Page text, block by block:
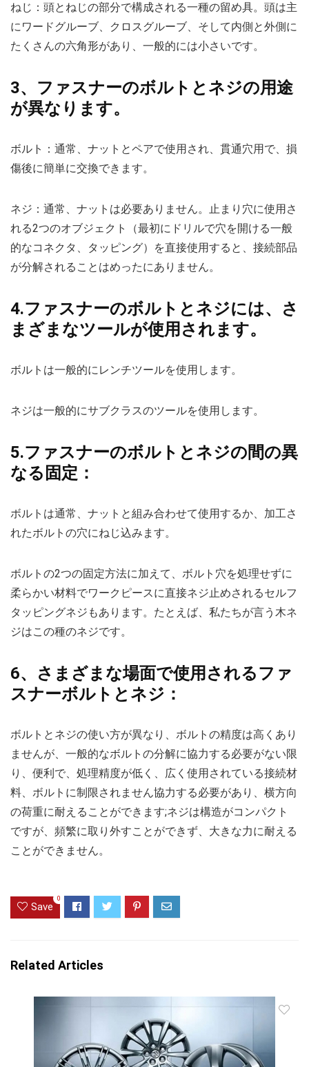
ねじ：頭とねじの部分で構成される一種の留め具。頭は主
にワードグルーブ、クロスグルーブ、そして内側と外側に
たくさんの六角形があり、一般的には小さいです。
3、ファスナーのボルトとネジの用途
が異なります。
ボルト：通常、ナットとペアで使用され、貫通穴用で、損
傷後に簡単に交換できます。
ネジ：通常、ナットは必要ありません。止まり穴に使用さ
れる2つのオブジェクト（最初にドリルで穴を開ける一般
的なコネクタ、タッピング）を直接使用すると、接続部品
が分解されることはめったにありません。
4.ファスナーのボルトとネジには、さ
まざまなツールが使用されます。
ボルトは一般的にレンチツールを使用します。
ネジは一般的にサブクラスのツールを使用します。
5.ファスナーのボルトとネジの間の異
なる固定：
ボルトは通常、ナットと組み合わせて使用​​するか、加工さ
れたボルトの穴にねじ込みます。
ボルトの2つの固定方法に加えて、ボルト穴を処理せずに
柔らかい材料でワークピースに直接ネジ止めされるセルフ
タッピングネジもあります。たとえば、私たちが言う木ネ
ジはこの種のネジです。
6、さまざまな場面で使用されるファ
スナーボルトとネジ：
ボルトとネジの使い方が異なり、ボルトの精度は高くあり
ませんが、一般的なボルトの分解に協力する必要がない限
り、便利で、処理精度が低く、広く使用されている接続材
料、ボルトに制限されません協力する必要があり、横方向
の荷重に耐えることができます;ネジは構造がコンパクト
ですが、頻繁に取り外すことができず、大きな力に耐える
ことができません。
Save
0
Related Articles